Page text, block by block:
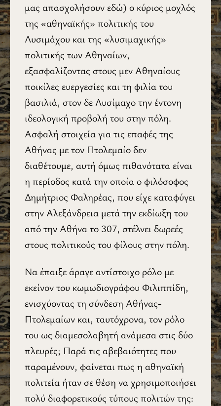
μας απασχολήσουν εδώ) ο κύριος μοχλός
της «αθηναϊκής» πολιτικής του
Λυσιμάχου και της «λυσιμαχικής»
πολιτικής των Αθηναίων,
εξασφαλίζοντας στους μεν Αθηναίους
ποικίλες ευεργεσίες και τη φιλία του
βασιλιά, στον δε Λυσίμαχο την έντονη
ιδεολογική προβολή του στην πόλη.
Ασφαλή στοιχεία για τις επαφές της
Αθήνας με τον Πτολεμαίο δεν
διαθέτουμε, αυτή όμως πιθανότατα είναι
η περίοδος κατά την οποία ο φιλόσοφος
Δημήτριος Φαληρέας, που είχε καταφύγει
στην Αλεξάνδρεια μετά την εκδίωξη του
από την Αθήνα το 307, στέλνει δωρεές
στους πολιτικούς του φίλους στην πόλη.
Να έπαιξε άραγε αντίστοιχο ρόλο με
εκείνον του κωμωδιογράφου Φιλιππίδη,
ενισχύοντας τη σύνδεση Αθήνας-
Πτολεμαίων και, ταυτόχρονα, τον ρόλο
του ως διαμεσολαβητή ανάμεσα στις δύο
πλευρές; Παρά τις αβεβαιότητες που
παραμένουν, φαίνεται πως η αθηναϊκή
πολιτεία ήταν σε θέση να χρησιμοποιήσει
πολύ διαφορετικούς τύπους πολιτών της: